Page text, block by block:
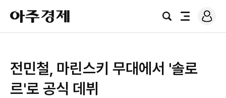
아
주
경
검
전
로
그
전민철, 마린스키 무대에서 '솔로
르'로 공식 데뷔